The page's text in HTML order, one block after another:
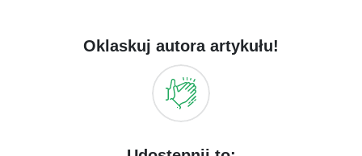
Oklaskuj autora artykułu!